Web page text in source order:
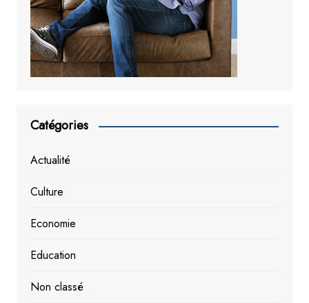
Catégories
Actualité
Culture
Economie
Education
Non classé